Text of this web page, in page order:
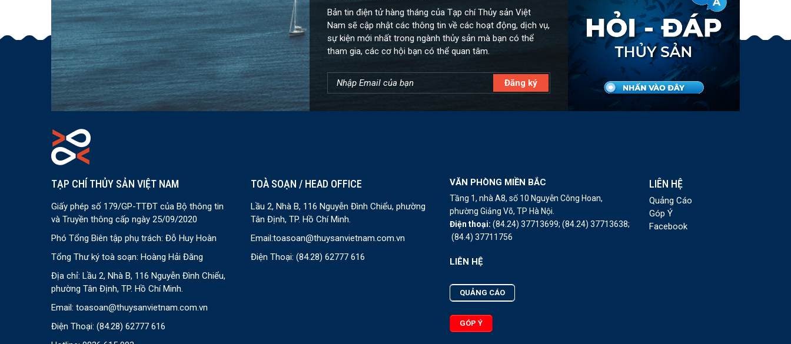
Bản tin điện tử hàng tháng của Tạp chí Thủy sản Việt
Nam sẽ cập nhật các thông tin về các hoạt động, dịch vụ,
sự kiện mới nhất trong ngành thủy sản mà bạn có thể
tham gia, các cơ hội bạn có thể quan tâm.
TẠP CHÍ THỦY SẢN VIỆT NAM
Giấy phép số 179/GP-TTĐT của Bộ thông tin
và Truyền thông cấp ngày 25/09/2020
Phó Tổng Biên tập phụ trách: Đỗ Huy Hoàn
Tổng Thư ký toà soạn: Hoàng Hải Đăng
Địa chỉ: Lầu 2, Nhà B, 116 Nguyễn Đình Chiểu,
phường Tân Định, TP. Hồ Chí Minh.
Email: toasoan@thuysanvietnam.com.vn
Điện Thoại: (84.28) 62777 616
TOÀ SOẠN / HEAD OFFICE
Lầu 2, Nhà B, 116 Nguyễn Đình Chiểu, phường
Tân Định, TP. Hồ Chí Minh.
Email:toasoan@thuysanvietnam.com.vn
Điện Thoại: (84.28) 62777 616
VĂN PHÒNG MIỀN BẮC
Tầng 1, nhà A8, số 10 Nguyễn Công Hoan,
phường Giảng Võ, TP Hà Nội.
Điện thoại:(84.24) 37713699;(84.24) 37713638;
(84.4) 37711756
LIÊN HỆ
QUẢNG CÁO
GÓP Ý
LIÊN HỆ
Quảng Cáo
Góp Ý
Facebook